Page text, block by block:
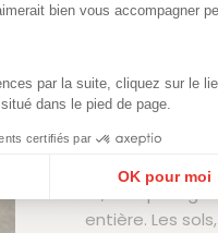
bien vous accompagner
par la suite, cliquez sur le
dans le pied de page.
certifiés par
OK pour moi
: Personnalisez vos
l’une des
du vignoble
domaine
familiales
,
selon des
biodynamie.
Ici, chaque
entière. Les